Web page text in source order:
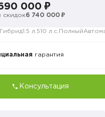
000 ₽
скидок6 740 000 ₽
Гибрид1.5 л. 510 л.с. Полный
гарантия
Консультация